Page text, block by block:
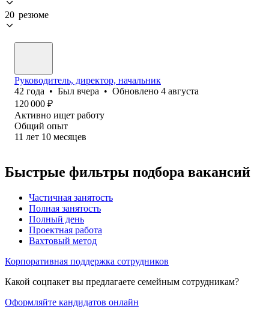
20 резюме
Руководитель, директор, начальник
42 года • Был вчера • Обновлено 4 августа
120 000 ₽
Активно ищет работу
Общий опыт
11 лет 10 месяцев
Быстрые фильтры подбора вакансий
Частичная занятость
Полная занятость
Полный день
Проектная работа
Вахтовый метод
Корпоративная поддержка сотрудников
Какой соцпакет вы предлагаете семейным сотрудникам?
Оформляйте кандидатов онлайн